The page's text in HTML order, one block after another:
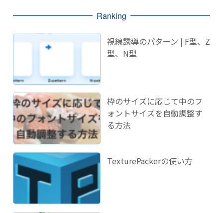
Ranking
視線誘導のパターン | F型、Z
型、N型
枠のサイズに応じて中のフ
ォントサイズを自動調整す
る方法
TexturePackerの使い方